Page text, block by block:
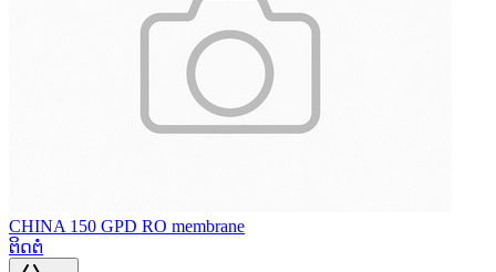
ຕ້ອງການຖົງກັ່ນຕອງ ແລະນຳໃຊ້ຄວບຄູ່ກັບ laboratory blender.
ຈາກຂໍ້ມູນທີ່ມີ ລາຍການນີ້ມີຮູບແບບກອງດ້ານຂ້າງ, ໂຄງສ
CHINA 150 GPD RO membrane
ຕິດຕໍ່